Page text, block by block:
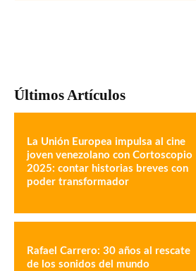
Últimos Artículos
La Unión Europea impulsa al cine
joven venezolano con Cortoscopio
2025: contar historias breves con
poder transformador
Rafael Carrero: 30 años al rescate
de los sonidos del mundo